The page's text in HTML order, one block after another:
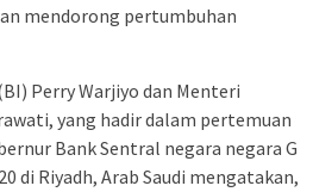
mendorong pertumbuhan
Perry Warjiyo dan Menteri
yang hadir dalam pertemuan
Bank Sentral negara negara G
di Riyadh, Arab Saudi mengatakan,